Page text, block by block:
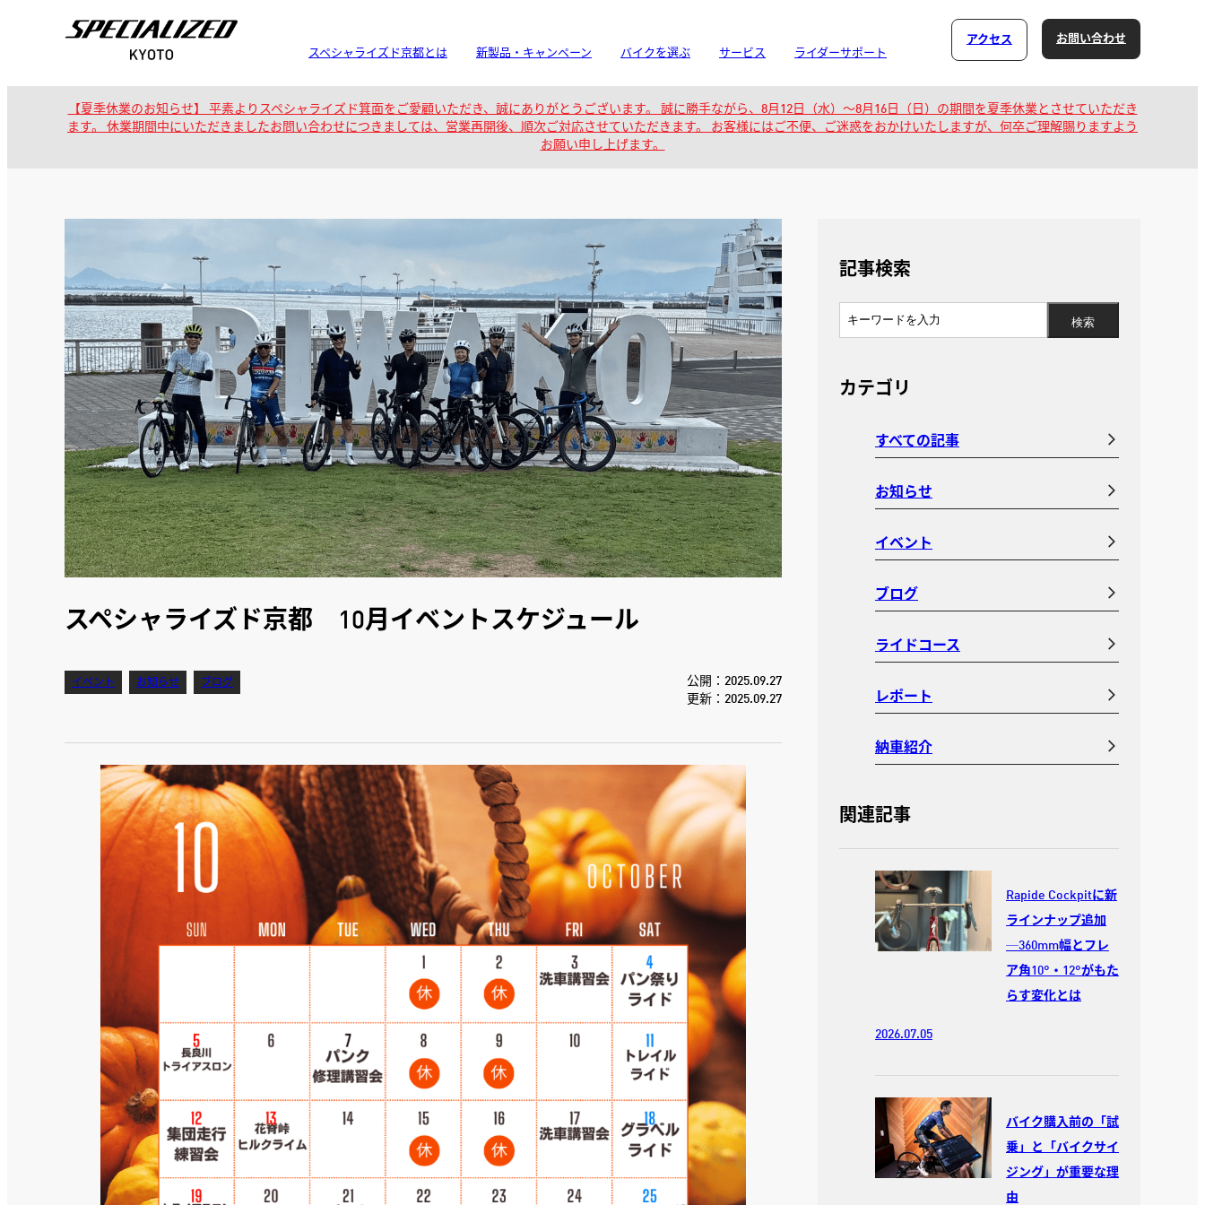
スペシャライズド京都とは 新製品・キャンペーン バイクを選ぶ サービス ライダーサポート
アクセス お問い合わせ
【夏季休業のお知らせ】 平素よりスペシャライズド箕面をご愛顧いただき、誠にありがとうございます。 誠に勝手ながら、8月12日（水）～8月16日（日）の期間を夏季休業とさせていただき
ます。 休業期間中にいただきましたお問い合わせにつきましては、営業再開後、順次ご対応させていただきます。 お客様にはご不便、ご迷惑をおかけいたしますが、何卒ご理解賜りますよう
お願い申し上げます。
スペシャライズド京都 10月イベントスケジュール
イベント お知らせ ブログ
公開：2025.09.27
更新：2025.09.27
記事検索
カテゴリ
すべての記事
お知らせ
イベント
ブログ
ライドコース
レポート
納車紹介
関連記事
Rapide Cockpitに新
ラインナップ追加
─360mm幅とフレ
ア角10°・12°がもた
らす変化とは
2026.07.05
バイク購入前の「試
乗」と「バイクサイ
ジング」が重要な理
由